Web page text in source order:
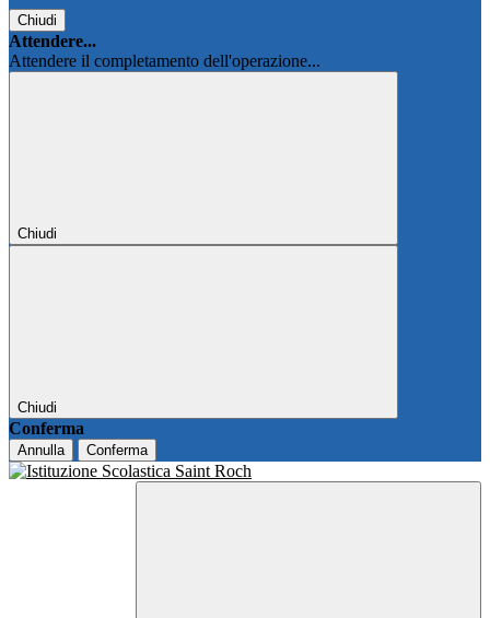
Chiudi
Attendere...
Attendere il completamento dell'operazione...
Chiudi
Chiudi
Conferma
Annulla Conferma